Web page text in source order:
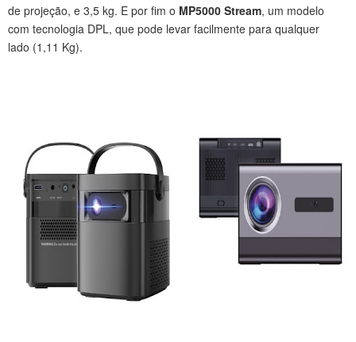
de projeção, e 3,5 kg. E por fim o MP5000 Stream, um modelo
com tecnologia DPL, que pode levar facilmente para qualquer
lado (1,11 Kg).